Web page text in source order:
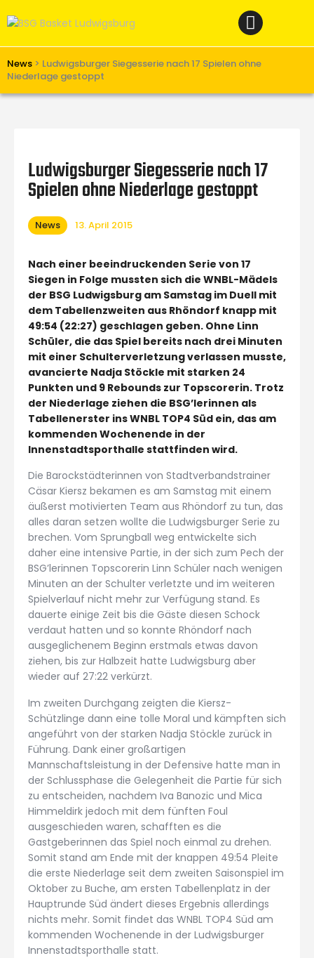
News > Ludwigsburger Siegesserie nach 17 Spielen ohne
Niederlage gestoppt
Verein
Teams W
Unterstützen
Links
Ludwigsburger Siegesserie nach 17
Spielen ohne Niederlage gestoppt
News 13. April 2015
Nach einer beeindruckenden Serie von 17
Siegen in Folge mussten sich die WNBL-Mädels
der BSG Ludwigsburg am Samstag im Duell mit
dem Tabellenzweiten aus Rhöndorf knapp mit
49:54 (22:27) geschlagen geben. Ohne Linn
Schüler, die das Spiel bereits nach drei Minuten
mit einer Schulterverletzung verlassen musste,
avancierte Nadja Stöckle mit starken 24
Punkten und 9 Rebounds zur Topscorerin. Trotz
der Niederlage ziehen die BSG’lerinnen als
Tabellenerster ins WNBL TOP4 Süd ein, das am
kommenden Wochenende in der
Innenstadtsporthalle stattfinden wird.
Die Barockstädterinnen von Stadtverbandstrainer
Cäsar Kiersz bekamen es am Samstag mit einem
äußerst motivierten Team aus Rhöndorf zu tun, das
alles daran setzen wollte die Ludwigsburger Serie zu
brechen. Vom Sprungball weg entwickelte sich
daher eine intensive Partie, in der sich zum Pech der
BSG’lerinnen Topscorerin Linn Schüler nach wenigen
Minuten an der Schulter verletzte und im weiteren
Spielverlauf nicht mehr zur Verfügung stand. Es
dauerte einige Zeit bis die Gäste diesen Schock
verdaut hatten und so konnte Rhöndorf nach
ausgeglichenem Beginn erstmals etwas davon
ziehen, bis zur Halbzeit hatte Ludwigsburg aber
wieder auf 27:22 verkürzt.
Im zweiten Durchgang zeigten die Kiersz-
Schützlinge dann eine tolle Moral und kämpften sich
angeführt von der starken Nadja Stöckle zurück in
Führung. Dank einer großartigen
Mannschaftsleistung in der Defensive hatte man in
der Schlussphase die Gelegenheit die Partie für sich
zu entscheiden, nachdem Iva Banozic und Mica
Himmeldirk jedoch mit dem fünften Foul
ausgeschieden waren, schafften es die
Gastgeberinnen das Spiel noch einmal zu drehen.
Somit stand am Ende mit der knappen 49:54 Pleite
die erste Niederlage seit dem zweiten Saisonspiel im
Oktober zu Buche, am ersten Tabellenplatz in der
Hauptrunde Süd ändert dieses Ergebnis allerdings
nichts mehr. Somit findet das WNBL TOP4 Süd am
kommenden Wochenende in der Ludwigsburger
Innenstadtsporthalle statt.